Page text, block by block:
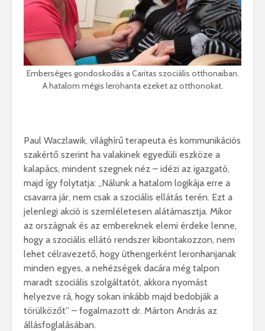
Emberséges gondoskodás a Caritas szociális otthonaiban.
A hatalom mégis lerohanta ezeket az otthonokat.
Paul Waczlawik, világhírű terapeuta és kommunikációs
szakértő szerint ha valakinek egyedüli eszköze a
kalapács, mindent szegnek néz – idézi az igazgató,
majd így folytatja: „Nálunk a hatalom logikája erre a
csavarra jár, nem csak a szociális ellátás terén. Ezt a
jelenlegi akció is szemléletesen alátámasztja. Mikor
az országnak és az embereknek elemi érdeke lenne,
hogy a szociális ellátó rendszer kibontakozzon, nem
lehet célravezető, hogy úthengerként leronhanjanak
minden egyes, a nehézségek dacára még talpon
maradt szociális szolgáltatót, akkora nyomást
helyezve rá, hogy sokan inkább majd bedobják a
törülközőt” – fogalmazott dr. Márton András az
állásfoglalásában.